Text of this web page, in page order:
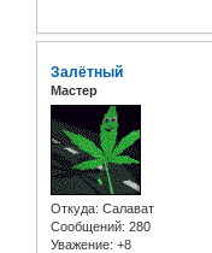
Залётный
Мастер
Откуда: Салават
Сообщений: 280
Уважение: +8